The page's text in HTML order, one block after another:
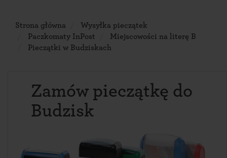
Strona główna
Wysyłka pieczątek
Paczkomaty InPost
Miejscowości na literę B
Pieczątki w Budziskach
Zamów pieczątkę do
Budzisk